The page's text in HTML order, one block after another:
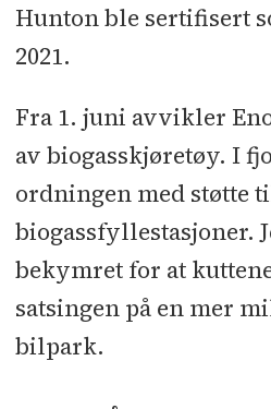
Hunton ble sertifisert
2021.
Fra 1. juni avvikler
av biogasskjøretøy. I
ordningen med støtte
biogassfyllestasjoner.
bekymret for at
satsingen på en mer
bilpark.